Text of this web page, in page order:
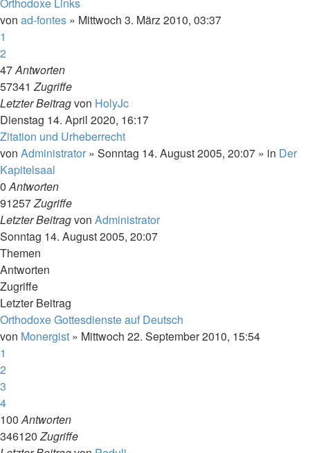
von ad-fontes » Mittwoch 3. März 2010, 03:37
1
2
47Antworten
57341Zugriffe
Letzter Beitragvon HolyJc
Dienstag 14. April 2020, 16:17
Zitation und Urheberrecht
von Administrator » Sonntag 14. August 2005, 20:07 » in Der
Kapitelsaal
0Antworten
91257Zugriffe
Letzter Beitragvon Administrator
Sonntag 14. August 2005, 20:07
Themen
Antworten
Zugriffe
Letzter Beitrag
Orthodoxe Gottesdienste auf Deutsch
von Monergist » Mittwoch 22. September 2010, 15:54
1
2
3
4
100Antworten
346120Zugriffe